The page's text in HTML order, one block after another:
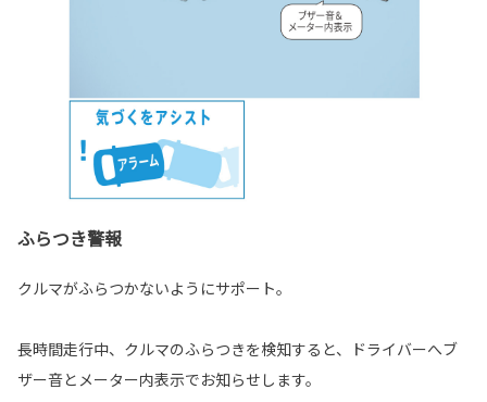
ふらつき警報
クルマがふらつかないようにサポート。
長時間走行中、クルマのふらつきを検知すると、ドライバーへブ
ザー音とメーター内表示でお知らせします。